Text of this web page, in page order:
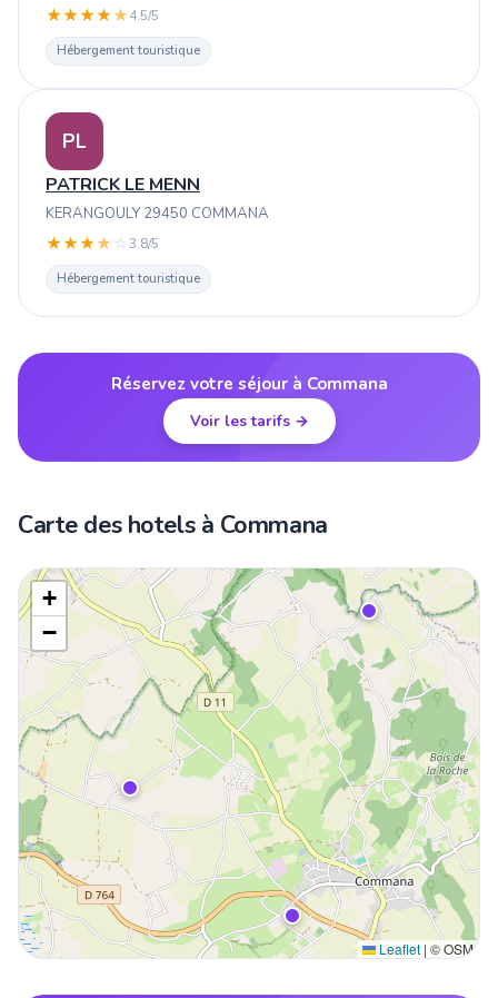
★★★★★4.5/5
Hébergement touristique
PL
PATRICK LE MENN
KERANGOULY 29450 COMMANA
★★★★ ☆3.8/5
Hébergement touristique
Réservez votre séjour à Commana
Voir les tarifs →
Carte des hotels à Commana
+
−
Leaflet | © OSM